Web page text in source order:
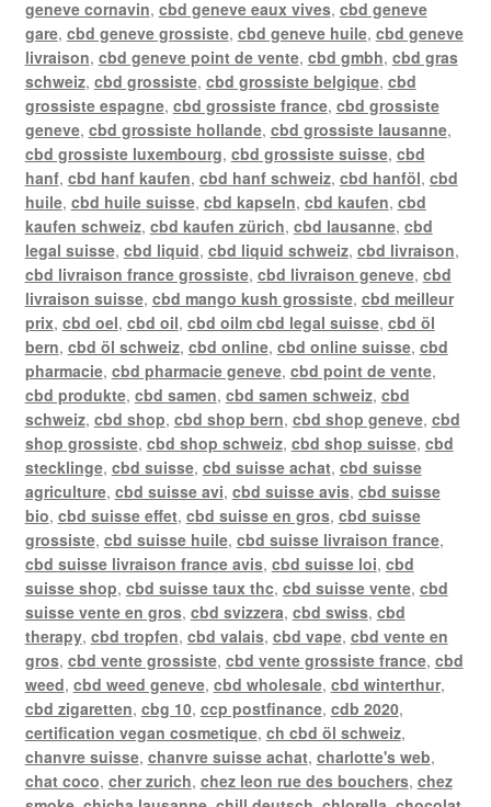
geneve cornavin, cbd geneve eaux vives, cbd geneve
gare, cbd geneve grossiste, cbd geneve huile, cbd geneve
livraison, cbd geneve point de vente, cbd gmbh, cbd gras
schweiz, cbd grossiste, cbd grossiste belgique, cbd
grossiste espagne, cbd grossiste france, cbd grossiste
geneve, cbd grossiste hollande, cbd grossiste lausanne,
cbd grossiste luxembourg, cbd grossiste suisse, cbd
hanf, cbd hanf kaufen, cbd hanf schweiz, cbd hanföl, cbd
huile, cbd huile suisse, cbd kapseln, cbd kaufen, cbd
kaufen schweiz, cbd kaufen zürich, cbd lausanne, cbd
legal suisse, cbd liquid, cbd liquid schweiz, cbd livraison,
cbd livraison france grossiste, cbd livraison geneve, cbd
livraison suisse, cbd mango kush grossiste, cbd meilleur
prix, cbd oel, cbd oil, cbd oilm cbd legal suisse, cbd öl
bern, cbd öl schweiz, cbd online, cbd online suisse, cbd
pharmacie, cbd pharmacie geneve, cbd point de vente,
cbd produkte, cbd samen, cbd samen schweiz, cbd
schweiz, cbd shop, cbd shop bern, cbd shop geneve, cbd
shop grossiste, cbd shop schweiz, cbd shop suisse, cbd
stecklinge, cbd suisse, cbd suisse achat, cbd suisse
agriculture, cbd suisse avi, cbd suisse avis, cbd suisse
bio, cbd suisse effet, cbd suisse en gros, cbd suisse
grossiste, cbd suisse huile, cbd suisse livraison france,
cbd suisse livraison france avis, cbd suisse loi, cbd
suisse shop, cbd suisse taux thc, cbd suisse vente, cbd
suisse vente en gros, cbd svizzera, cbd swiss, cbd
therapy, cbd tropfen, cbd valais, cbd vape, cbd vente en
gros, cbd vente grossiste, cbd vente grossiste france, cbd
weed, cbd weed geneve, cbd wholesale, cbd winterthur,
cbd zigaretten, cbg 10, ccp postfinance, cdb 2020,
certification vegan cosmetique, ch cbd öl schweiz,
chanvre suisse, chanvre suisse achat, charlotte's web,
chat coco, cher zurich, chez leon rue des bouchers, chez